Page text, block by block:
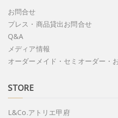
お問合せ
プレス・商品貸出お問合せ
Q&A
メディア情報
オーダーメイド・セミオーダー・
STORE
L&Co.アトリエ甲府